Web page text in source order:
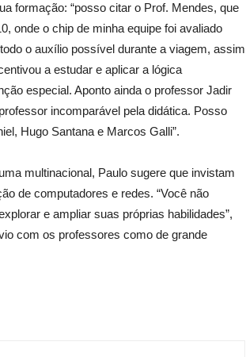
formação: “posso citar o Prof. Mendes, que
onde o chip de minha equipe foi avaliado
o auxílio possível durante a viagem, assim
a estudar e aplicar a lógica
especial. Aponto ainda o professor Jadir
incomparável pela didática. Posso
Hugo Santana e Marcos Galli”.
multinacional, Paulo sugere que invistam
de computadores e redes. “Você não
e ampliar suas próprias habilidades”,
com os professores como de grande